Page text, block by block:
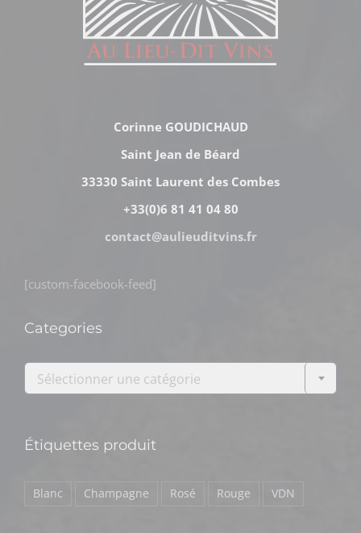
Corinne GOUDICHAUD
Saint Jean de Béard
33330 Saint Laurent des Combes
+33(0)6 81 41 04 80
contact@aulieuditvins.fr
[custom-facebook-feed]
Categories
Sélectionner une catégorie
Étiquettes produit
Blanc Champagne Rosé Rouge VDN